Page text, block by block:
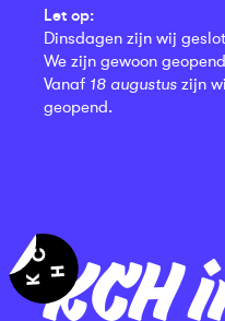
KCH
Let op:
Dinsdagen zijn wij
We zijn gewoon
Vanaf 18 augustus zijn
geopend.